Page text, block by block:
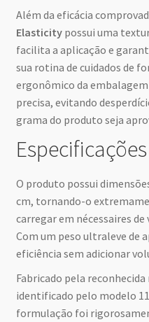
Além da eficácia
Elasticitypossui uma
facilita a aplicação e
sua rotina de cuidados de
ergonômico da
precisa, evitando
grama do produto seja
O produto possui
cm, tornando-o
carregar em nécessaires de
Com um peso ultraleve de
eficiência sem adicionar
Fabricado pela
identificado pelo modelo
formulação foi